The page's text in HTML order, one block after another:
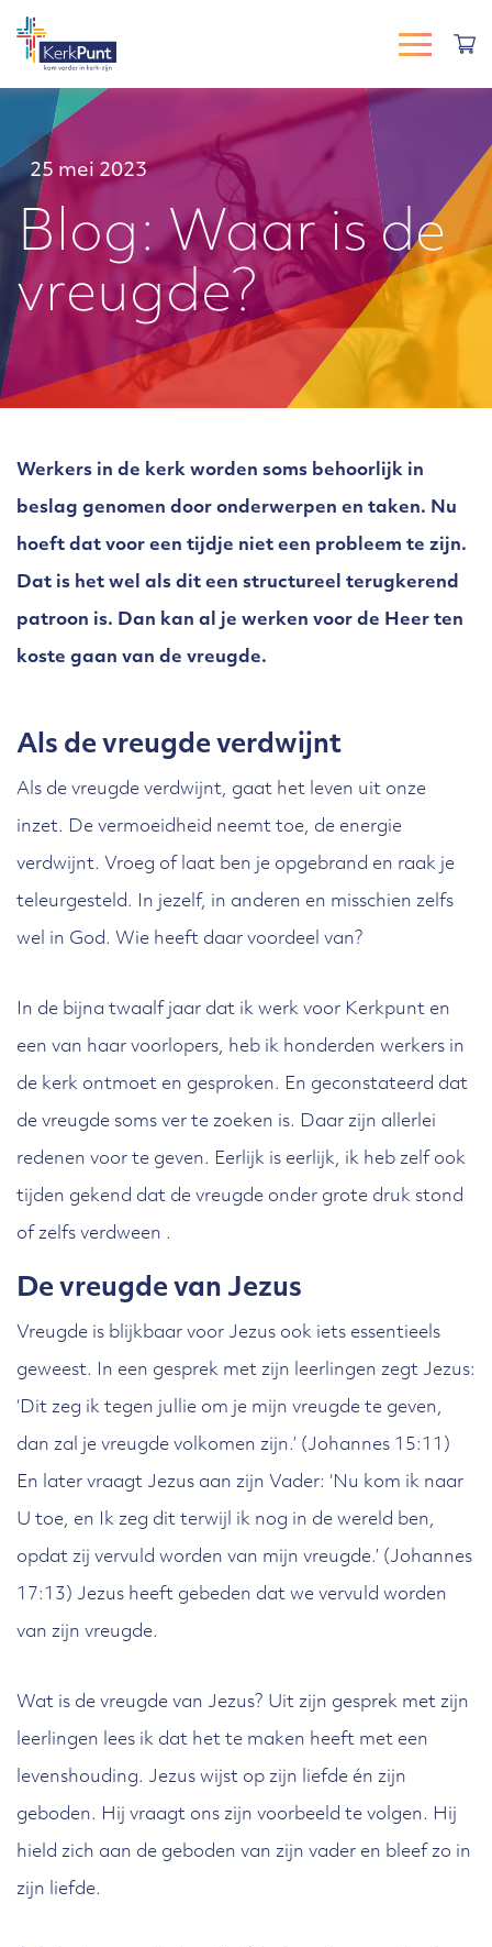
25 mei 2023
Blog: Waar is de
vreugde?
Werkers in de kerk worden soms behoorlijk in
beslag genomen door onderwerpen en taken. Nu
hoeft dat voor een tijdje niet een probleem te zijn.
Dat is het wel als dit een structureel terugkerend
patroon is. Dan kan al je werken voor de Heer ten
koste gaan van de vreugde.
Als de vreugde verdwijnt
Als de vreugde verdwijnt, gaat het leven uit onze
inzet. De vermoeidheid neemt toe, de energie
verdwijnt. Vroeg of laat ben je opgebrand en raak je
teleurgesteld. In jezelf, in anderen en misschien zelfs
wel in God. Wie heeft daar voordeel van?
In de bijna twaalf jaar dat ik werk voor Kerkpunt en
een van haar voorlopers, heb ik honderden werkers in
de kerk ontmoet en gesproken. En geconstateerd dat
de vreugde soms ver te zoeken is. Daar zijn allerlei
redenen voor te geven. Eerlijk is eerlijk, ik heb zelf ook
tijden gekend dat de vreugde onder grote druk stond
of zelfs verdween .
De vreugde van Jezus
Vreugde is blijkbaar voor Jezus ook iets essentieels
geweest. In een gesprek met zijn leerlingen zegt Jezus:
‘Dit zeg ik tegen jullie om je mijn vreugde te geven,
dan zal je vreugde volkomen zijn.’ (Johannes 15:11)
En later vraagt Jezus aan zijn Vader: ‘Nu kom ik naar
U toe, en Ik zeg dit terwijl ik nog in de wereld ben,
opdat zij vervuld worden van mijn vreugde.’ (Johannes
17:13) Jezus heeft gebeden dat we vervuld worden
van zijn vreugde.
Wat is de vreugde van Jezus? Uit zijn gesprek met zijn
leerlingen lees ik dat het te maken heeft met een
levenshouding. Jezus wijst op zijn liefde én zijn
geboden. Hij vraagt ons zijn voorbeeld te volgen. Hij
hield zich aan de geboden van zijn vader en bleef zo in
zijn liefde.